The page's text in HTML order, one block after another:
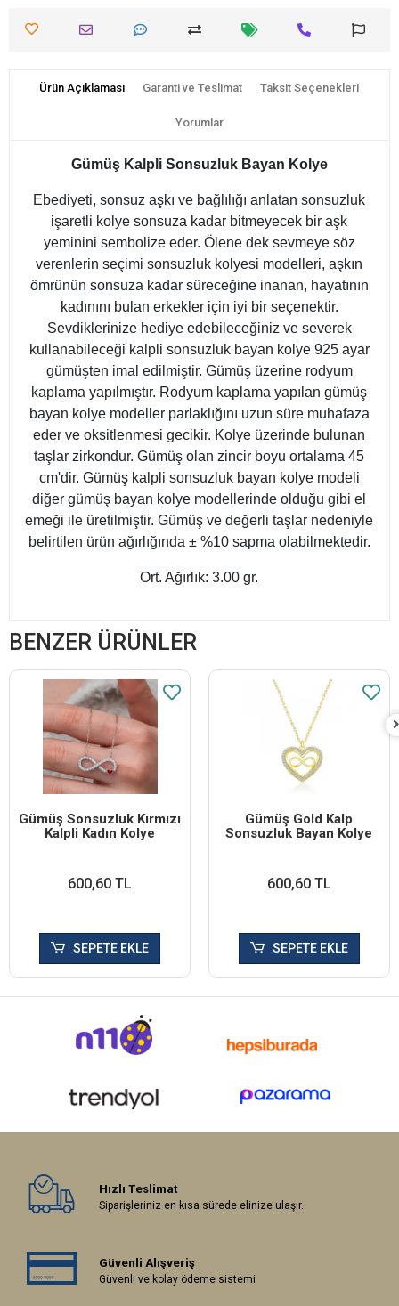
Ürün Açıklaması Garanti ve Teslimat Taksit Seçenekleri
Yorumlar
Gümüş Kalpli Sonsuzluk Bayan Kolye
Ebediyeti, sonsuz aşkı ve bağlılığı anlatan sonsuzluk
işaretli kolye sonsuza kadar bitmeyecek bir aşk
yeminini sembolize eder. Ölene dek sevmeye söz
verenlerin seçimi sonsuzluk kolyesi modelleri, aşkın
ömrünün sonsuza kadar süreceğine inanan, hayatının
kadınını bulan erkekler için iyi bir seçenektir.
Sevdiklerinize hediye edebileceğiniz ve severek
kullanabileceği kalpli sonsuzluk bayan kolye 925 ayar
gümüşten imal edilmiştir. Gümüş üzerine rodyum
kaplama yapılmıştır. Rodyum kaplama yapılan gümüş
bayan kolye modeller parlaklığını uzun süre muhafaza
eder ve oksitlenmesi gecikir. Kolye üzerinde bulunan
taşlar zirkondur. Gümüş olan zincir boyu ortalama 45
cm'dir. Gümüş kalpli sonsuzluk bayan kolye modeli
diğer gümüş bayan kolye modellerinde olduğu gibi el
emeği ile üretilmiştir. Gümüş ve değerli taşlar nedeniyle
belirtilen ürün ağırlığında ± %10 sapma olabilmektedir.
Ort. Ağırlık: 3.00 gr.
BENZER ÜRÜNLER
Gümüş Sonsuzluk Kırmızı
Kalpli Kadın Kolye
600,60 TL
SEPETE EKLE
Gümüş Gold Kalp
Sonsuzluk Bayan Kolye
600,60 TL
SEPETE EKLE
Hızlı Teslimat
Siparişleriniz en kısa sürede elinize ulaşır.
Güvenli Alışveriş
Güvenli ve kolay ödeme sistemi